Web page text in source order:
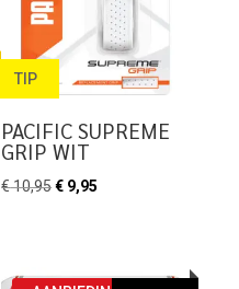
TIP
PACIFIC SUPREME
GRIP WIT
€10,95Oorspronkelijke
€ 9,95